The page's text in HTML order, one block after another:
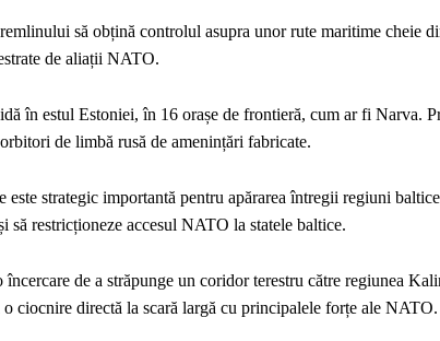
să obțină controlul asupra unor rute maritime cheie
de aliații NATO.
în estul Estoniei, în 16 orașe de frontieră, cum ar fi Narva.
de limbă rusă de amenințări fabricate.
strategic importantă pentru apărarea întregii regiuni
să restricționeze accesul NATO la statele baltice.
de a străpunge un coridor terestru către regiunea
ciocnire directă la scară largă cu principalele forțe ale NATO.